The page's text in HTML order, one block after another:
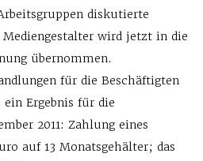
diskutierte
wird jetzt in die
übernommen.
für die Beschäftigten
Ergebnis für die
2011: Zahlung eines
auf 13 Monatsgehälter; das